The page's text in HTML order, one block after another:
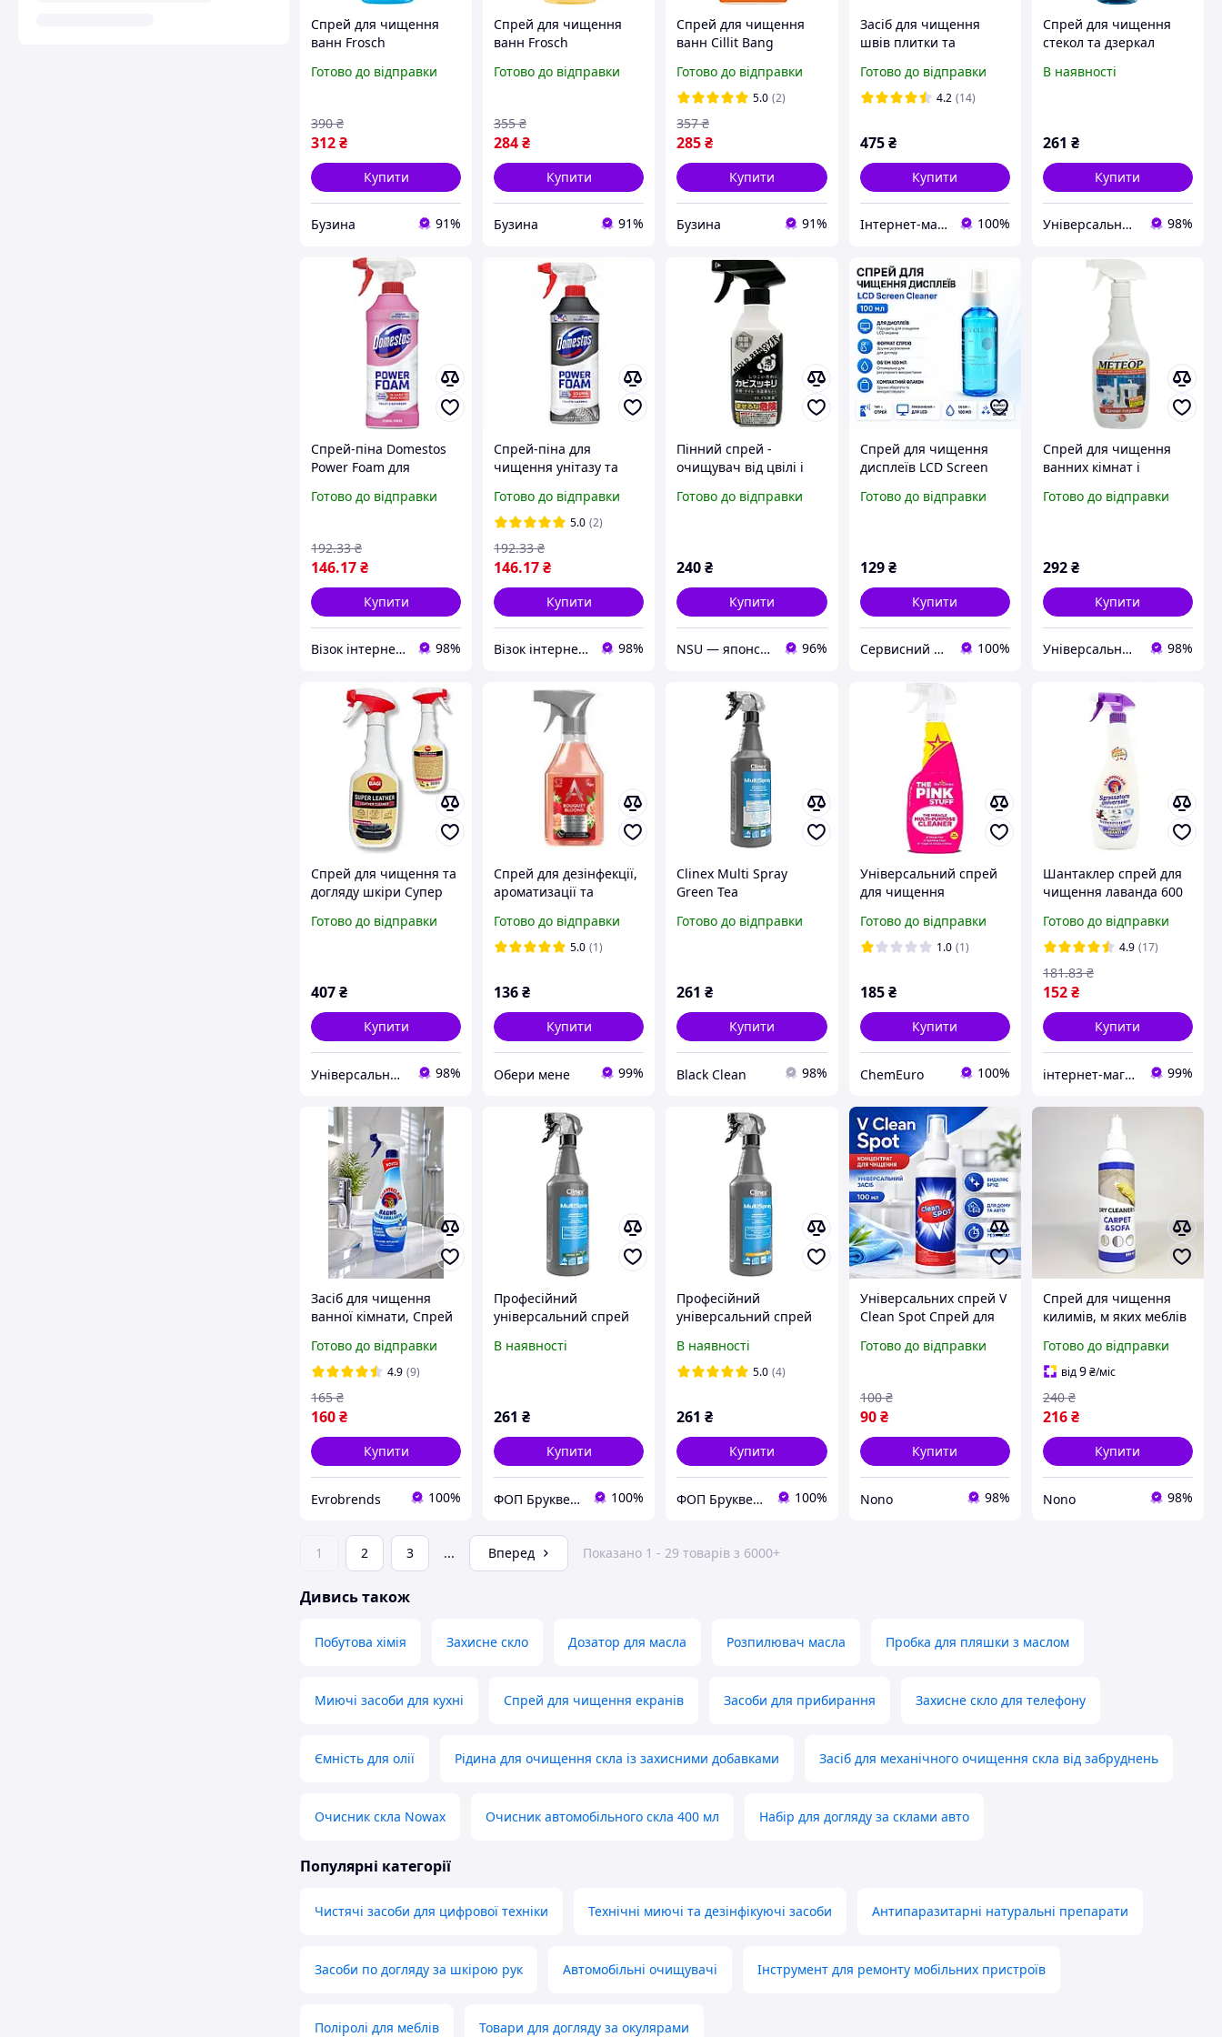
Спрей для чищення
ванн Frosch
500 мл
Готово до відправки
312₴
390 ₴
Купити
Бузина 91%
Спрей для чищення
ванн Frosch
очищувач для гладких
4001499917349/4001499
961540 flamingo
Готово до відправки
284₴
355 ₴
Купити
Бузина 91%
Спрей для чищення
ванн Cillit Bang
мл
(5997321740690/482023
Готово до відправки
5.0 (2)
285₴
357 ₴
Купити
Бузина 91%
Засіб для чищення
швів плитки та
нальотів Clean Tile
Power, 500мл
Готово до відправки
4.2 (14)
475 ₴
Купити
Інтернет-магазин "CleanConcept Distribution " 100%
Спрей для чищення
стекол та дзеркал
Denkmit (Німеччина) 1
В наявності
261 ₴
Купити
Універсальний магазин «УМКА» 98%
Спрей-піна Domestos
Power Foam для
ванної Квіткова
(8720182796424)
Готово до відправки
146.17₴
192.33 ₴
Купити
Візок інтернет-магазин 98%
Спрей-піна для
чищення унітазу та
foam, для видалення
нальоту 435 мл
Готово до відправки
5.0 (2)
146.17₴
192.33 ₴
Купити
Візок інтернет-магазин 98%
Пінний спрей -
очищувач від цвілі і
дезінфекції ванної
Готово до відправки
240₴
Купити
NSU — японські біодобавки, косметика та товари для дому 96%
Спрей для чищення
дисплеїв LCD Screen
Готово до відправки
129 ₴
Купити
Сервисний центр Галактика 100%
Спрей для чищення
ванних кімнат і
Bagi (гладінь), 500 мл
Готово до відправки
292₴
Купити
Універсальний магазин «УМКА» 98%
Спрей для чищення та
догляду шкіри Супер
Leather 500 мл
Готово до відправки
407₴
Купити
Універсальний магазин «УМКА» 98%
Спрей для дезінфекції,
ароматизації та
Bouquet Blooms 550 мл
Готово до відправки
5.0 (1)
136₴
Купити
Обери мене 99%
Clinex Multi Spray
Green Tea
для чищення, очисник
Готово до відправки
261 ₴
Купити
Black Clean 98%
Універсальний спрей
для чищення
Stuff The Miracle Multi-
Purpose Cleaner 750 мл
Готово до відправки
1.0 (1)
185 ₴
Купити
ChemEuro 100%
Шантаклер спрей для
чищення лаванда 600
Готово до відправки
4.9 (17)
152₴
181.83 ₴
Купити
інтернет-магазин KLIK 99%
Засіб для чищення
ванної кімнати, Спрей
душу Chante Clair 625
мл
Готово до відправки
4.9 (9)
160₴
165 ₴
Купити
Evrobrends 100%
Професійний
універсальний спрей
Spray GREEN TEA для
942)
В наявності
261 ₴
Купити
ФОП Бруквенко М.А. 100%
Професійний
універсальний спрей
Spray MANGO для
Horeca готовий для
940)
В наявності
5.0 (4)
261 ₴
Купити
ФОП Бруквенко М.А. 100%
Універсальних спрей V
Clean Spot Спрей для
Універсальний спрей
універсальний мийний
засіб
Готово до відправки
90 ₴
100 ₴
Купити
Nono 98%
Спрей для чищення
килимів, м яких меблів
DRY CLEANER'S CARPET
& SOFA, 250 мл (X-2654)
Готово до відправки
від9₴/міс
216₴
240 ₴
Купити
Nono 98%
1 2 3 ... Вперед Показано 1 - 29 товарів з 6000+
Дивись також
Побутова хімія Захисне скло Дозатор для масла Розпилювач масла Пробка для пляшки з маслом
Миючі засоби для кухні Спрей для чищення екранів Засоби для прибирання Захисне скло для телефону
Ємність для олії Рідина для очищення скла із захисними добавками Засіб для механічного очищення скла від забруднень
Очисник скла Nowax Очисник автомобільного скла 400 мл Набір для догляду за склами авто
Популярні категорії
Чистячі засоби для цифрової техніки Технічні миючі та дезінфікуючі засоби Антипаразитарні натуральні препарати
Засоби по догляду за шкірою рук Автомобільні очищувачі Інструмент для ремонту мобільних пристроїв
Поліролі для меблів Товари для догляду за окулярами